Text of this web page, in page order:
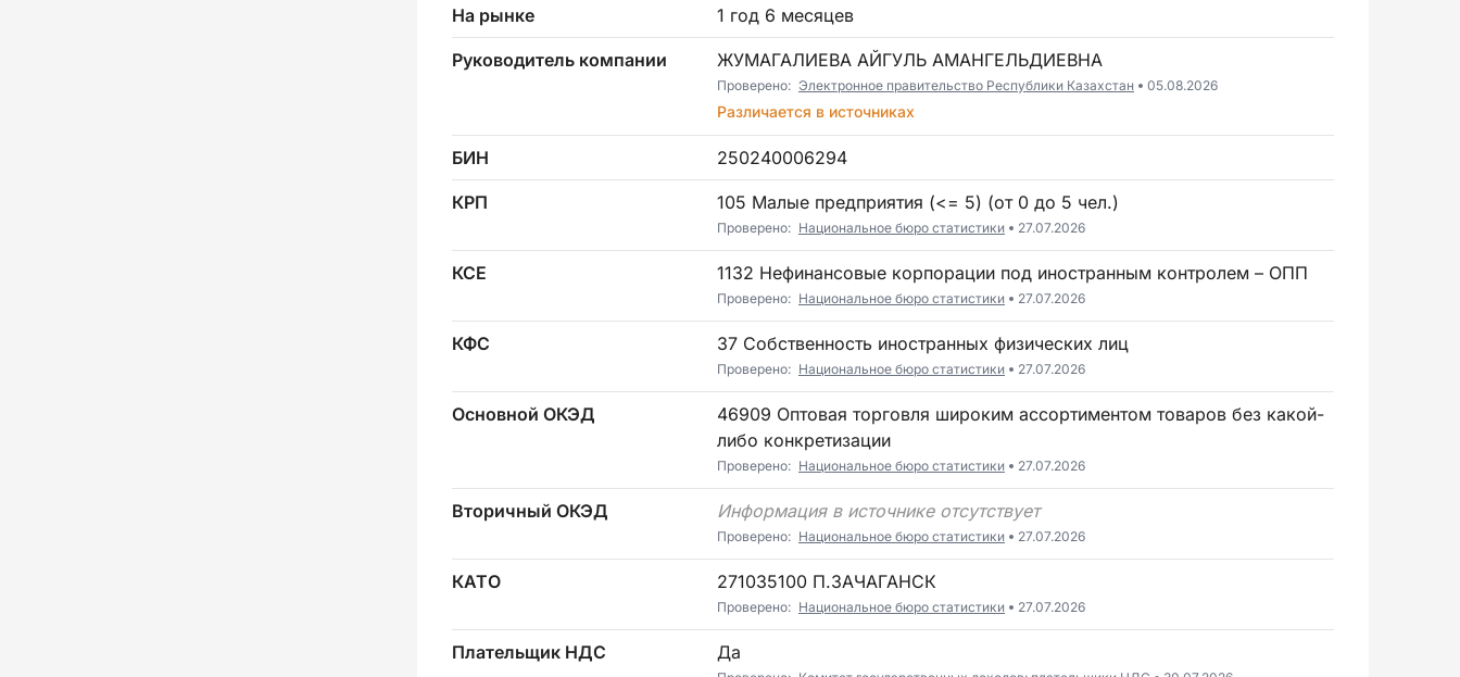
На рынке 1 год 6 месяцев
Руководитель компании ЖУМАГАЛИЕВА АЙГУЛЬ АМАНГЕЛЬДИЕВНА
Проверено: Электронное правительство Республики Казахстан 05.08.2026
Различается в источниках
БИН 250240006294
КРП 105 Малые предприятия (<= 5) (от 0 до 5 чел.)
Проверено: Национальное бюро статистики 27.07.2026
КСЕ 1132 Нефинансовые корпорации под иностранным контролем – ОПП
Проверено: Национальное бюро статистики 27.07.2026
КФС 37 Собственность иностранных физических лиц
Проверено: Национальное бюро статистики 27.07.2026
Основной ОКЭД
46909 Оптовая торговля широким ассортиментом товаров без какой-
либо конкретизации
Проверено: Национальное бюро статистики 27.07.2026
Вторичный ОКЭД Информация в источнике отсутствует
Проверено: Национальное бюро статистики 27.07.2026
КАТО 271035100 П.ЗАЧАГАНСК
Проверено: Национальное бюро статистики 27.07.2026
Плательщик НДС Да